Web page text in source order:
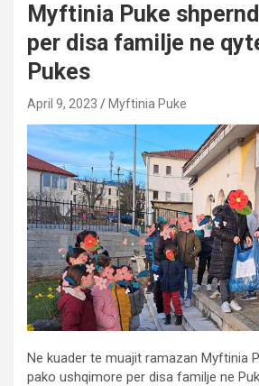
Myftinia Puke
per disa familje ne
Pukes
April 9, 2023 Myftinia Puke
Ne kuader te muajit ramazan Myftinia
pako ushqimore per disa familje ne